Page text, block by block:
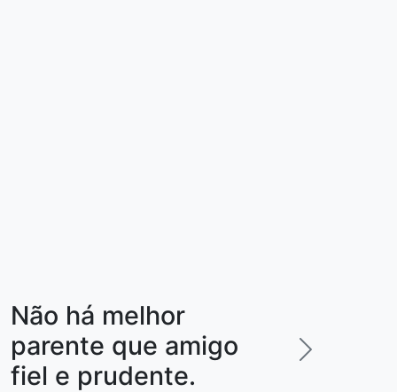
Não há melhor
parente que amigo
fiel e prudente.